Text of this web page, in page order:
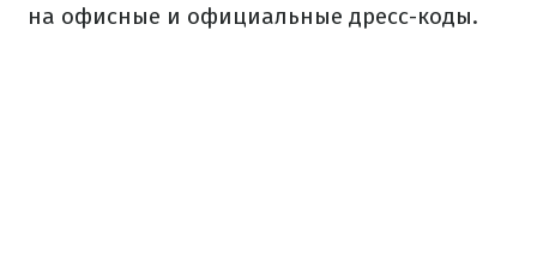
на офисные и официальные дресс-коды.